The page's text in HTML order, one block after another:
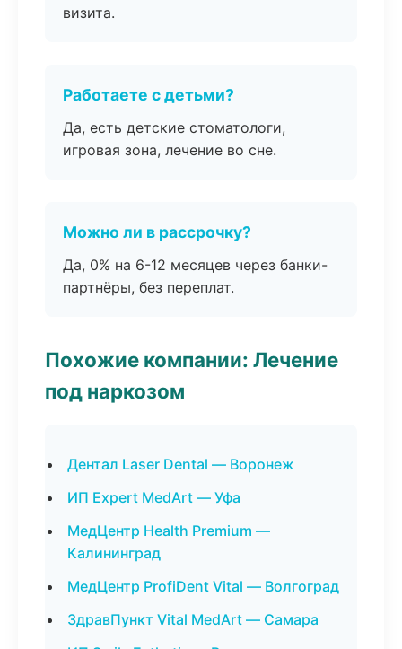
визита.
Работаете с детьми?
Да, есть детские стоматологи,
игровая зона, лечение во сне.
Можно ли в рассрочку?
Да, 0% на 6-12 месяцев через банки-
партнёры, без переплат.
Похожие компании: Лечение
под наркозом
Дентал Laser Dental — Воронеж
ИП Expert MedArt — Уфа
МедЦентр Health Premium —
Калининград
МедЦентр ProfiDent Vital — Волгоград
ЗдравПункт Vital MedArt — Самара